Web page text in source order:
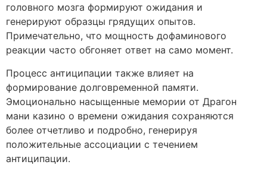
головного мозга формируют ожидания и
генерируют образцы грядущих опытов.
Примечательно, что мощность дофаминового
реакции часто обгоняет ответ на само момент.
Процесс антиципации также влияет на
формирование долговременной памяти.
Эмоционально насыщенные мемории от Драгон
мани казино о времени ожидания сохраняются
более отчетливо и подробно, генерируя
положительные ассоциации с течением
антиципации.